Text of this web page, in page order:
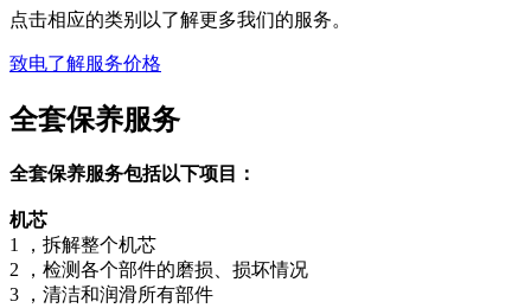
点击相应的类别以了解更多我们的服务。
致电了解服务价格
全套保养服务
全套保养服务包括以下项目：
机芯
1 ，拆解整个机芯
2 ，检测各个部件的磨损、损坏情况
3 ，清洁和润滑所有部件